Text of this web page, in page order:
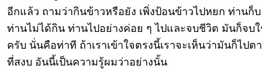
อีกแล้ว ถามว่ากินข้าวหรือยัง เพิ่งป้อนข้าวไปหยก ท่านก็
ท่านไม่ได้กิน ท่านไปอย่างค่อย ๆ ไปและจบชีวิต มันก็จบ
ครับ นั่นคือท่าที ถ้าเราเข้าใจตรงนี้เราจะเห็นว่ามันก็ไปต
ที่สงบ อันนี้เป็นความรู้ผมว่าอย่างนั้น